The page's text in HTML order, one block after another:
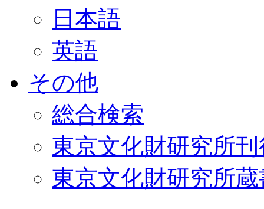
日本語
英語
その他
総合検索
東京文化財研究所
東京文化財研究所